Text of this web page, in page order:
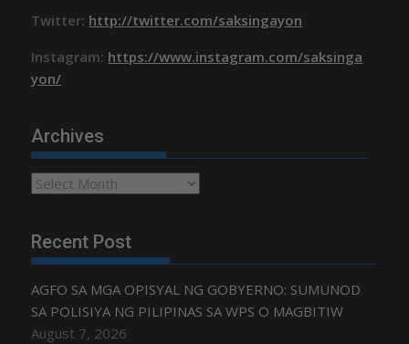
Twitter: http://twitter.com/saksingayon
Instagram: https://www.instagram.com/saksinga
yon/
Archives
Archives
Recent Post
AGFO SA MGA OPISYAL NG GOBYERNO: SUMUNOD
SA POLISIYA NG PILIPINAS SA WPS O MAGBITIW
August 7, 2026